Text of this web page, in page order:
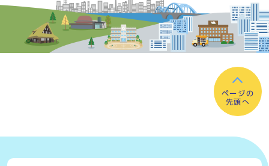
ページの
先頭へ